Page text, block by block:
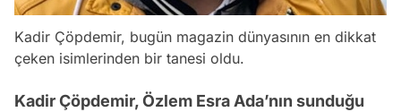
Kadir Çöpdemir, bugün magazin dünyasının en dikkat
çeken isimlerinden bir tanesi oldu.
Kadir Çöpdemir, Özlem Esra Ada’nın sunduğu